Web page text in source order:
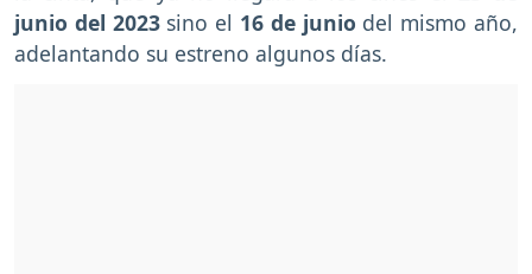
junio del 2023sino el 16 de junio del mismo año,
adelantando su estreno algunos días.